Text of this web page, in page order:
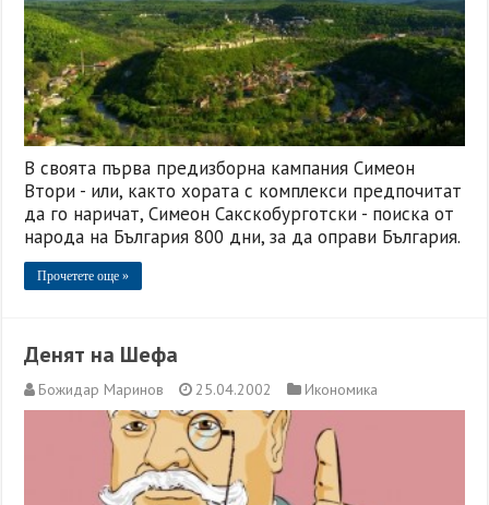
В своята първа предизборна кампания Симеон
Втори - или, както хората с комплекси предпочитат
да го наричат, Симеон Сакскобурготски - поиска от
народа на България 800 дни, за да оправи България.
Прочетете още »
Денят на Шефа
Божидар Маринов 25.04.2002 Икономика